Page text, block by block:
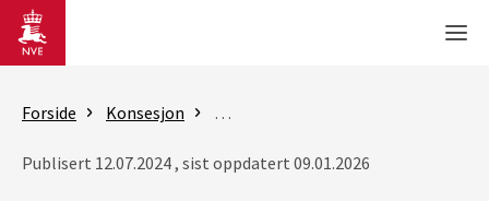
Gå til hovedinnhold
Forside Konsesjon Konsesjonsbehandling av vannkraft
Publisert 12.07.2024 , sist oppdatert 09.01.2026